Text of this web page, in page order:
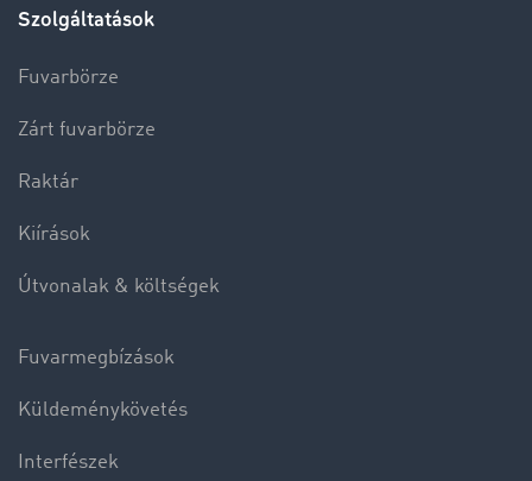
Szolgáltatások
Fuvarbörze
Zárt fuvarbörze
Raktár
Kiírások
Útvonalak & költségek
Fuvarmegbízások
Küldeménykövetés
Interfészek